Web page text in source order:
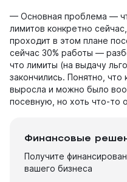
— Основная проблема —
лимитов конкретно
проходит в этом плане
сейчас 30% работы —
что лимиты (на выдачу
закончились. Понятно,
выросла и можно было
посевную, но хоть что-то
Финансовые
Получите
вашего бизнеса